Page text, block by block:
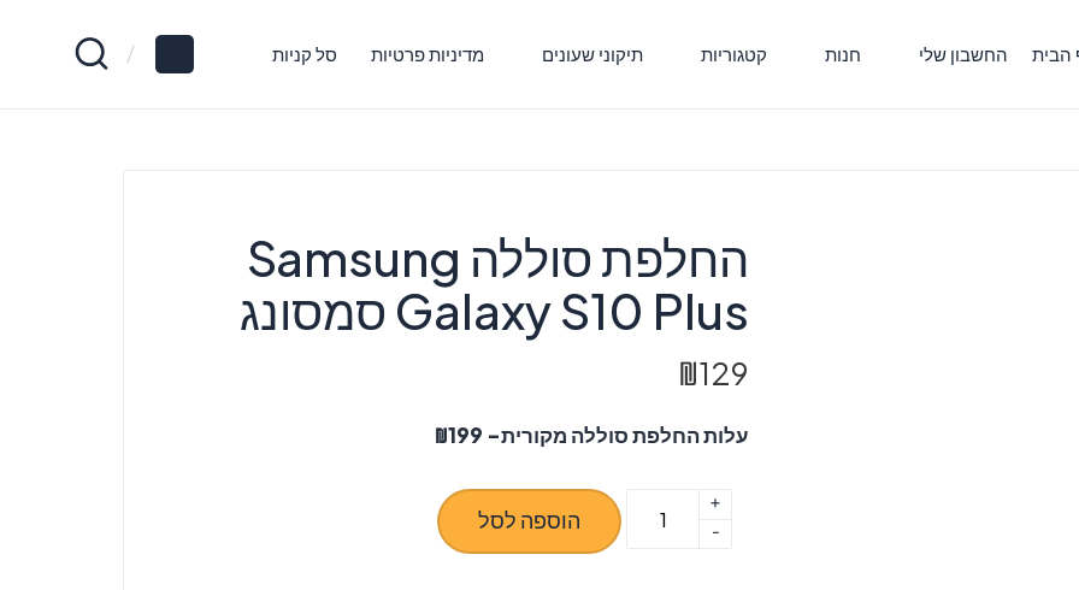
הבית החשבון שלי חנות קטגוריות תיקוני שעונים מדיניות פרטיות סל קניות
‏החלפת סוללה Samsung
Galaxy S10 Plus סמסונג
₪129
עלות החלפת סוללה מקורית- ₪199
-
+
הוספה לסל